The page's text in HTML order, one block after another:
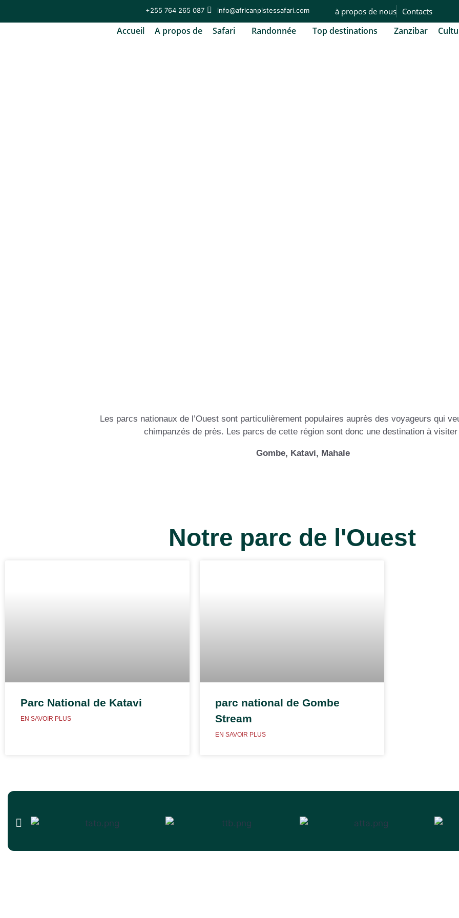
+255 764 265 087 info@africanpistessafari.com à propos de nous Contacts
Accueil A propos de Safari Randonnée Top destinations Zanzibar
Les parcs nationaux de l’Ouest sont particulièrement populaires auprès des voyageurs qui
chimpanzés de près. Les parcs de cette région sont donc une destination à visiter
Gombe, Katavi, Mahale
Notre parc de l'Ouest
Parc National de Katavi
EN SAVOIR PLUS
parc national de Gombe
Stream
EN SAVOIR PLUS